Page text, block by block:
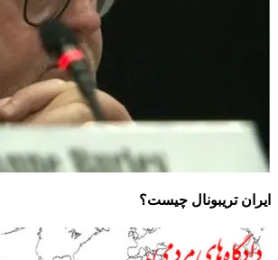
ایران تریبونال چیست؟